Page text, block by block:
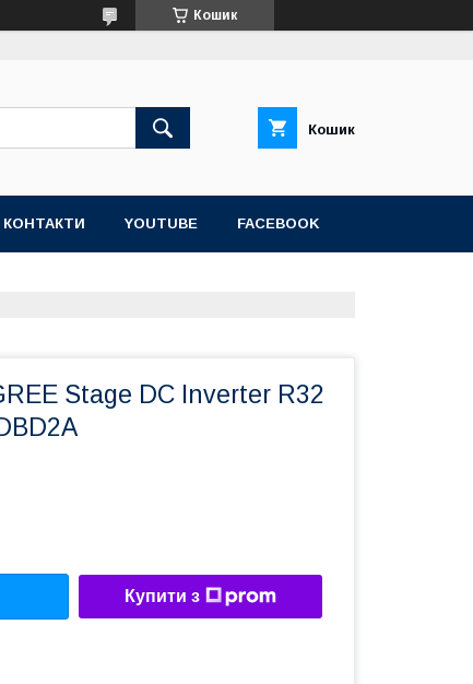
Кошик
Кошик
КОНТАКТИ YOUTUBE FACEBOOK
Stage DC Inverter R32
Купити з